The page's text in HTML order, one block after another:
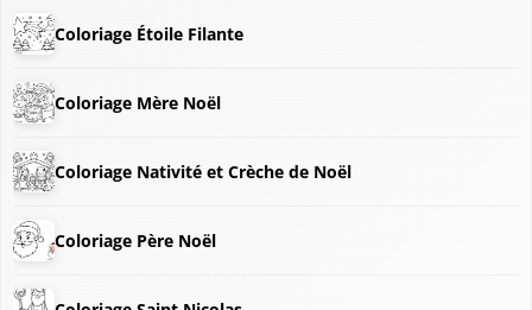
Coloriage Étoile Filante
Coloriage Mère Noël
Coloriage Nativité et Crèche de Noël
Coloriage Père Noël